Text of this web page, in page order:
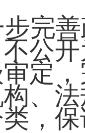
完
公
定
、
，